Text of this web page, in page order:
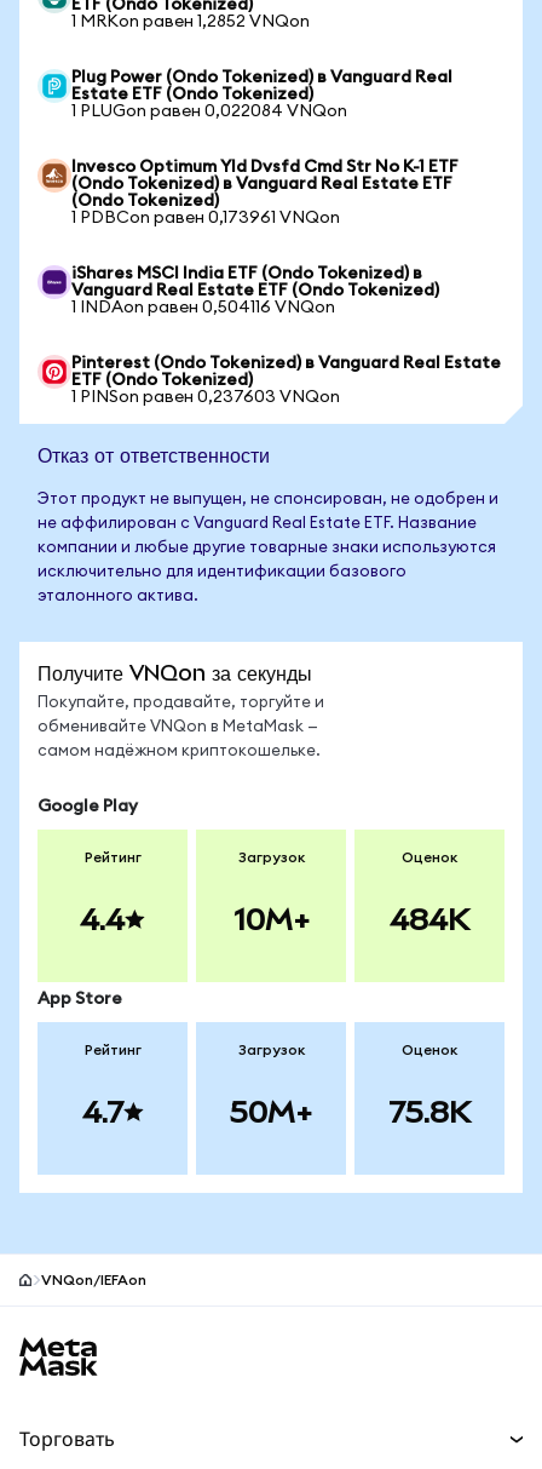
ETF (Ondo Tokenized)
1 MRKon равен 1,2852 VNQon
Plug Power (Ondo Tokenized) в Vanguard Real
Estate ETF (Ondo Tokenized)
1 PLUGon равен 0,022084 VNQon
Invesco Optimum Yld Dvsfd Cmd Str No K-1 ETF
(Ondo Tokenized) в Vanguard Real Estate ETF
(Ondo Tokenized)
1 PDBCon равен 0,173961 VNQon
iShares MSCI India ETF (Ondo Tokenized) в
Vanguard Real Estate ETF (Ondo Tokenized)
1 INDAon равен 0,504116 VNQon
Pinterest (Ondo Tokenized) в Vanguard Real Estate
ETF (Ondo Tokenized)
1 PINSon равен 0,237603 VNQon
Отказ от ответственности
Этот продукт не выпущен, не спонсирован, не одобрен и
не аффилирован с Vanguard Real Estate ETF. Название
компании и любые другие товарные знаки используются
исключительно для идентификации базового
эталонного актива.
Получите VNQon за секунды
Покупайте, продавайте, торгуйте и
обменивайте VNQon в MetaMask —
самом надёжном криптокошельке.
Google Play
Рейтинг
4.4
Загрузок
10M+
Оценок
484K
App Store
Рейтинг
4.7
Загрузок
50M+
Оценок
75.8K
VNQon/IEFAon
Торговать